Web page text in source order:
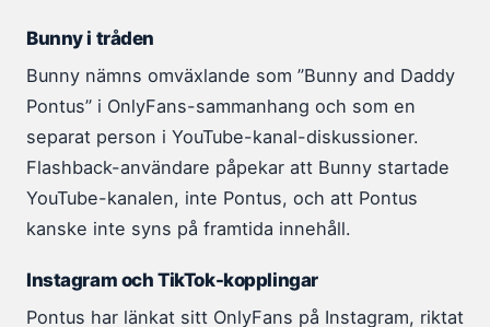
Bunny i tråden
Bunny nämns omväxlande som ”Bunny and Daddy
Pontus” i OnlyFans-sammanhang och som en
separat person i YouTube-kanal-diskussioner.
Flashback-användare påpekar att Bunny startade
YouTube-kanalen, inte Pontus, och att Pontus
kanske inte syns på framtida innehåll.
Instagram och TikTok-kopplingar
Pontus har länkat sitt OnlyFans på Instagram, riktat